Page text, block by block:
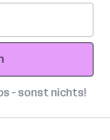
– sonst nichts!